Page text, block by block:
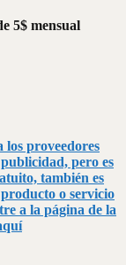
5$ mensual
los proveedores
pero es
también es
o servicio
a la página de la